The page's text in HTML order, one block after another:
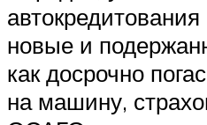
новые и
как досрочно
на машину,